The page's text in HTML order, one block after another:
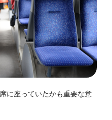
に座っていたかも重要な意